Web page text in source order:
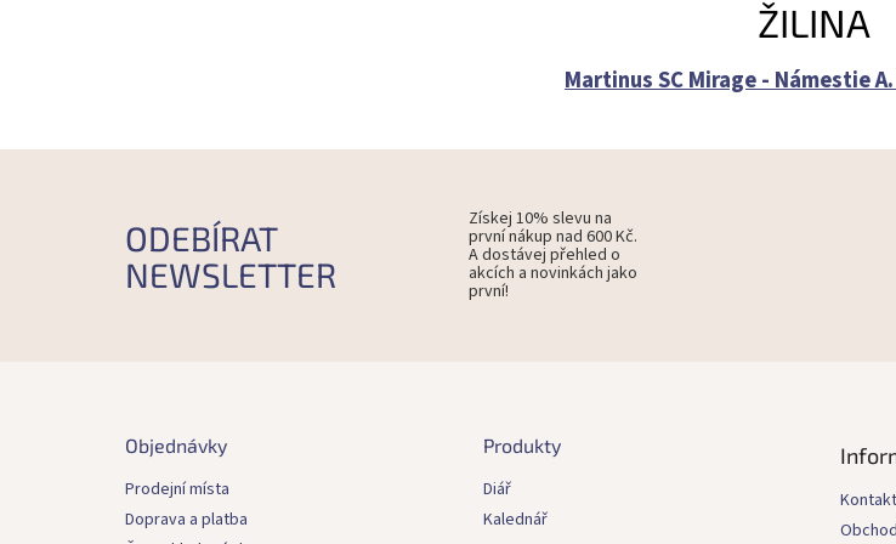
ŽILINA
Martinus SC Mirage - Námestie
ODEBÍRAT
NEWSLETTER
Získej 10% slevu na
první nákup nad 600 Kč.
A dostávej přehled o
akcích a novinkách jako
první!
Objednávky
Prodejní místa
Doprava a platba
Produkty
Diář
Kalednář